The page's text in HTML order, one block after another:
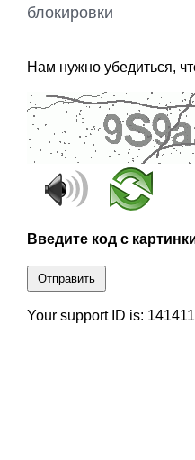
блокировки
Нам нужно убедиться,
Введите код с
Отправить
Your support ID is: